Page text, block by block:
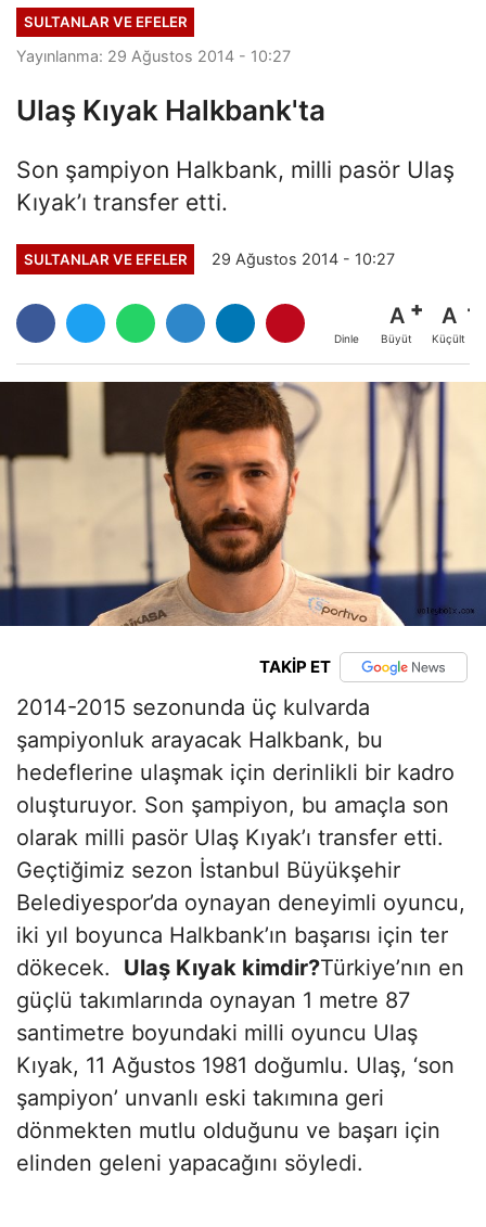
SULTANLAR VE EFELER
Yayınlanma: 29 Ağustos 2014 - 10:27
Ulaş Kıyak Halkbank'ta
Son şampiyon Halkbank, milli pasör Ulaş
Kıyak’ı transfer etti.
SULTANLAR VE EFELER 29 Ağustos 2014 - 10:27
Dinle
A
Büyüt
A
Küçült
TAKİP ET
2014-2015 sezonunda üç kulvarda
şampiyonluk arayacak Halkbank, bu
hedeflerine ulaşmak için derinlikli bir kadro
oluşturuyor. Son şampiyon, bu amaçla son
olarak milli pasör Ulaş Kıyak’ı transfer etti.
Geçtiğimiz sezon İstanbul Büyükşehir
Belediyespor’da oynayan deneyimli oyuncu,
iki yıl boyunca Halkbank’ın başarısı için ter
dökecek. Ulaş Kıyak kimdir?Türkiye’nın en
güçlü takımlarında oynayan 1 metre 87
santimetre boyundaki milli oyuncu Ulaş
Kıyak, 11 Ağustos 1981 doğumlu. Ulaş, ‘son
şampiyon’ unvanlı eski takımına geri
dönmekten mutlu olduğunu ve başarı için
elinden geleni yapacağını söyledi.